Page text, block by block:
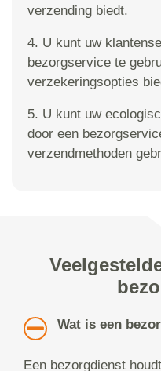
verzending biedt.
4. U kunt uw
bezorgservice te
verzekeringsopties
5. U kunt uw
door een
verzendmethoden
Wat is een
Een bezorgdienst